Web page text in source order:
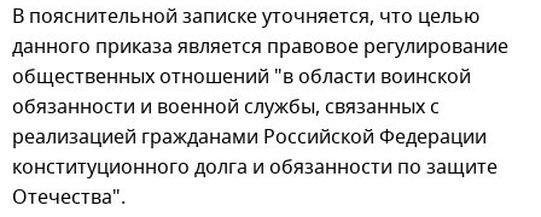
В пояснительной записке уточняется, что целью
данного приказа является правовое регулирование
общественных отношений "в области воинской
обязанности и военной службы, связанных с
реализацией гражданами Российской Федерации
конституционного долга и обязанности по защите
Отечества".